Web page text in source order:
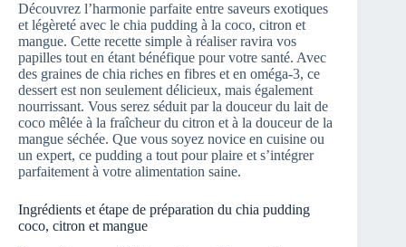
Découvrez l’harmonie parfaite entre saveurs exotiques
et légèreté avec le chia pudding à la coco, citron et
mangue. Cette recette simple à réaliser ravira vos
papilles tout en étant bénéfique pour votre santé. Avec
des graines de chia riches en fibres et en oméga-3, ce
dessert est non seulement délicieux, mais également
nourrissant. Vous serez séduit par la douceur du lait de
coco mêlée à la fraîcheur du citron et à la douceur de la
mangue séchée. Que vous soyez novice en cuisine ou
un expert, ce pudding a tout pour plaire et s’intégrer
parfaitement à votre alimentation saine.
Ingrédients et étape de préparation du chia pudding
coco, citron et mangue